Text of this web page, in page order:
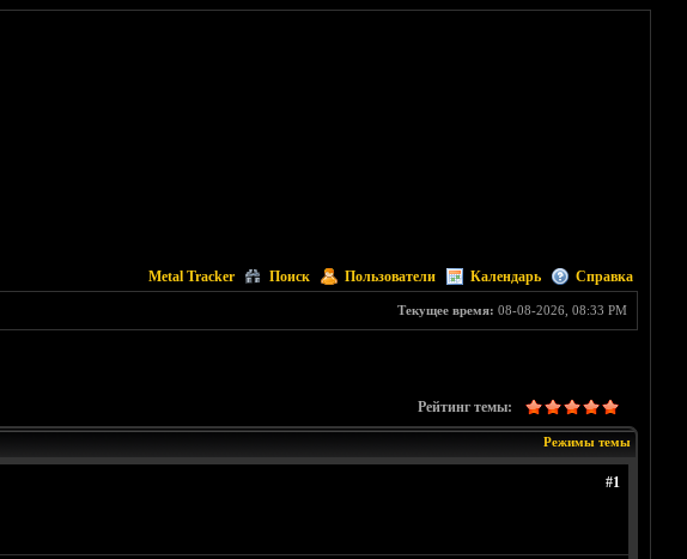
Metal Tracker Поиск Пользователи Календарь Справка
Текущее время: 08-08-2026, 08:33 PM
Рейтинг темы:
Режимы темы
#1